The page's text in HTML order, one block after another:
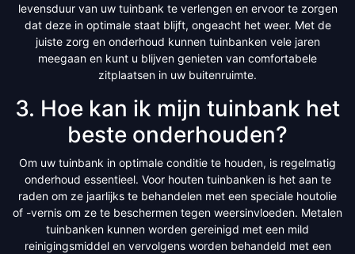
levensduur van uw tuinbank te verlengen en ervoor te zorgen
dat deze in optimale staat blijft, ongeacht het weer. Met de
juiste zorg en onderhoud kunnen tuinbanken vele jaren
meegaan en kunt u blijven genieten van comfortabele
zitplaatsen in uw buitenruimte.
3. Hoe kan ik mijn tuinbank het
beste onderhouden?
Om uw tuinbank in optimale conditie te houden, is regelmatig
onderhoud essentieel. Voor houten tuinbanken is het aan te
raden om ze jaarlijks te behandelen met een speciale houtolie
of -vernis om ze te beschermen tegen weersinvloeden. Metalen
tuinbanken kunnen worden gereinigd met een mild
reinigingsmiddel en vervolgens worden behandeld met een